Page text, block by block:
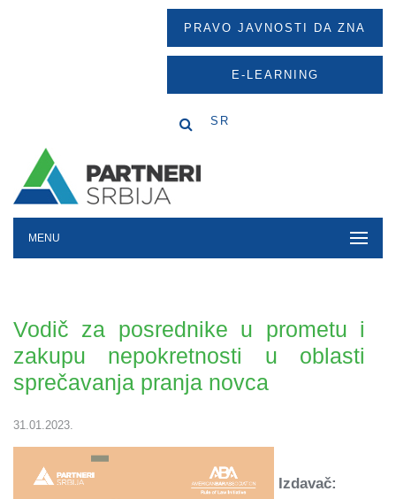
PRAVO JAVNOSTI DA ZNA
E-LEARNING
SR
MENU
Vodič za posrednike u prometu i
zakupu nepokretnosti u oblasti
sprečavanja pranja novca
31.01.2023.
Izdavač: